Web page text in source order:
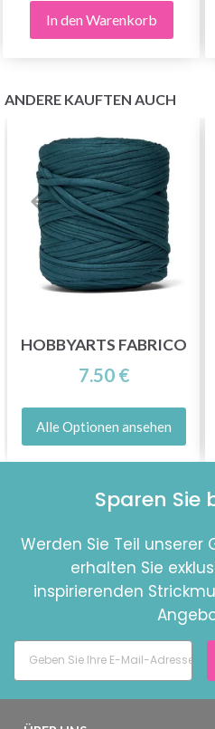
In den Warenkorb
ANDERE KAUFTEN AUCH
HOBBYARTS FABRICO
7.50 €
Alle Optionen ansehen
Sparen Sie
Werden Sie Teil
erhalten Sie
inspirierenden